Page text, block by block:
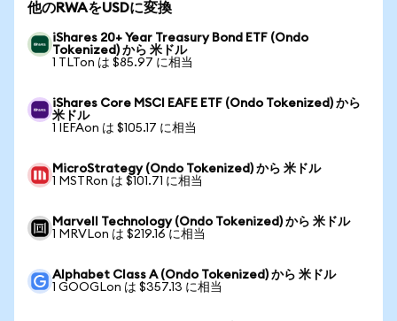
他のRWAをUSDに変換
iShares 20+ Year Treasury Bond ETF (Ondo
Tokenized) から 米ドル
1 TLTon は $85.97 に相当
iShares Core MSCI EAFE ETF (Ondo Tokenized) から
米ドル
1 IEFAon は $105.17 に相当
MicroStrategy (Ondo Tokenized) から 米ドル
1 MSTRon は $101.71 に相当
Marvell Technology (Ondo Tokenized) から 米ドル
1 MRVLon は $219.16 に相当
Alphabet Class A (Ondo Tokenized) から 米ドル
1 GOOGLon は $357.13 に相当